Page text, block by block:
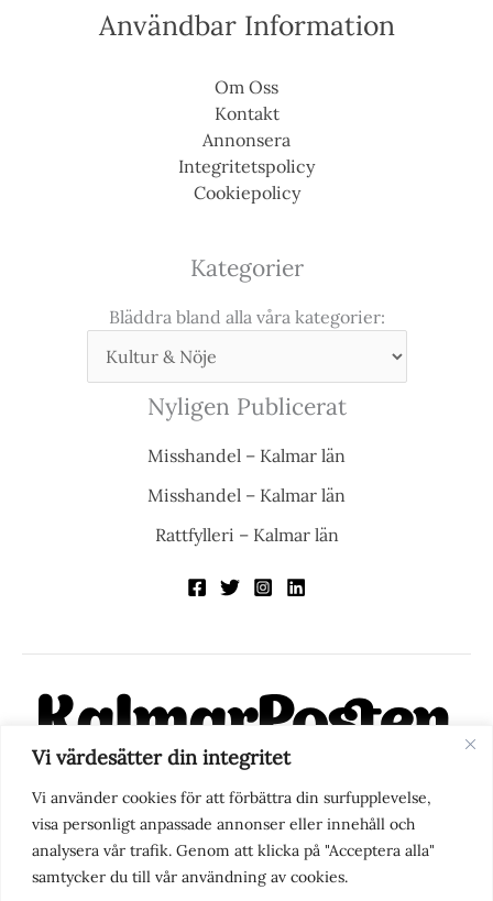
Vi värdesätter din integritet
Vi använder cookies för att förbättra din surfupplevelse,
visa personligt anpassade annonser eller innehåll och
analysera vår trafik. Genom att klicka på "Acceptera alla"
samtycker du till vår användning av cookies.
Användbar Information
Om Oss
Kontakt
Annonsera
Integritetspolicy
Cookiepolicy
Kategorier
Bläddra bland alla våra kategorier:
Nyligen Publicerat
Misshandel – Kalmar län
Misshandel – Kalmar län
Rattfylleri – Kalmar län
KalmarPosten är en modern lokalnyhetstidning på nätet. Med
fokus på Kalmarregionen, men också med blick för det större
perspektivet, vill vi vara din självklara kanal för nyheter,
berättelser och engagemang. KalmarPosten grundades 1988 och
fick nya ägare 2025.